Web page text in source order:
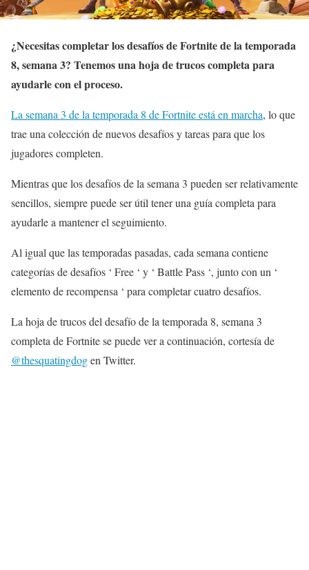
¿Necesitas completar los desafíos de Fortnite de la temporada
8, semana 3? Tenemos una hoja de trucos completa para
ayudarle con el proceso.
La semana 3 de la temporada 8 de Fortnite está en marcha, lo que
trae una colección de nuevos desafíos y tareas para que los
jugadores completen.
Mientras que los desafíos de la semana 3 pueden ser relativamente
sencillos, siempre puede ser útil tener una guía completa para
ayudarle a mantener el seguimiento.
Al igual que las temporadas pasadas, cada semana contiene
categorías de desafíos ‘ Free ‘ y ‘ Battle Pass ‘, junto con un ‘
elemento de recompensa ‘ para completar cuatro desafíos.
La hoja de trucos del desafío de la temporada 8, semana 3
completa de Fortnite se puede ver a continuación, cortesía de
@thesquatingdogen Twitter.